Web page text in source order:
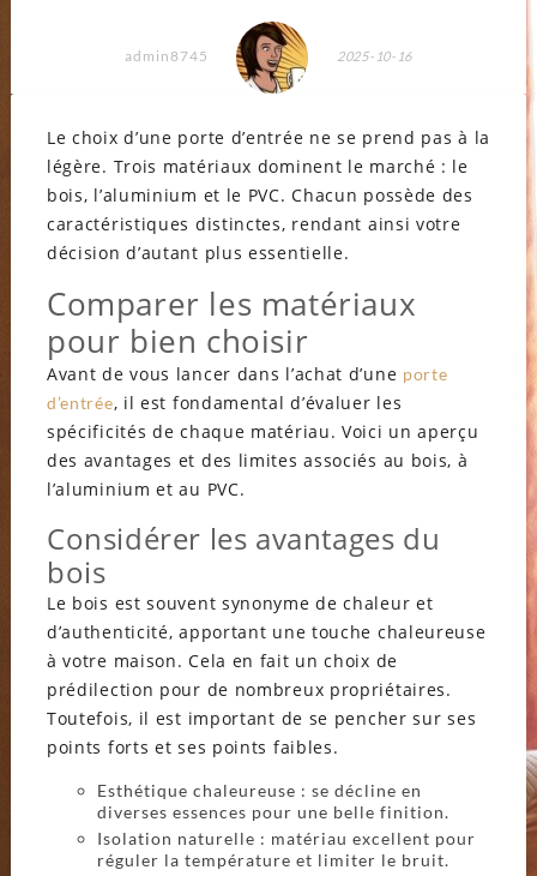
admin8745 2025-10-16
Le choix d’une porte d’entrée ne se prend pas à la
légère. Trois matériaux dominent le marché : le
bois, l’aluminium et le PVC. Chacun possède des
caractéristiques distinctes, rendant ainsi votre
décision d’autant plus essentielle.
Comparer les matériaux
pour bien choisir
Avant de vous lancer dans l’achat d’une porte
d’entrée, il est fondamental d’évaluer les
spécificités de chaque matériau. Voici un aperçu
des avantages et des limites associés au bois, à
l’aluminium et au PVC.
Considérer les avantages du
bois
Le bois est souvent synonyme de chaleur et
d’authenticité, apportant une touche chaleureuse
à votre maison. Cela en fait un choix de
prédilection pour de nombreux propriétaires.
Toutefois, il est important de se pencher sur ses
points forts et ses points faibles.
Esthétique chaleureuse : se décline en
diverses essences pour une belle finition.
Isolation naturelle : matériau excellent pour
réguler la température et limiter le bruit.